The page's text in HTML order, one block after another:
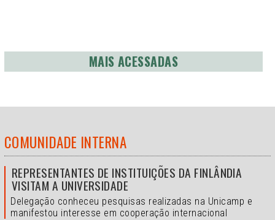
MAIS ACESSADAS
COMUNIDADE INTERNA
REPRESENTANTES DE INSTITUIÇÕES DA FINLÂNDIA
VISITAM A UNIVERSIDADE
Delegação conheceu pesquisas realizadas na Unicamp e
manifestou interesse em cooperação internacional